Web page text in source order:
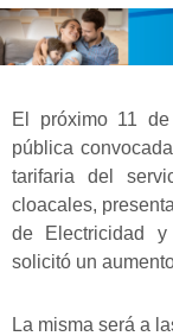
El próximo 11
pública
tarifaria del
cloacales,
de Electricidad
solicitó un
La misma será a